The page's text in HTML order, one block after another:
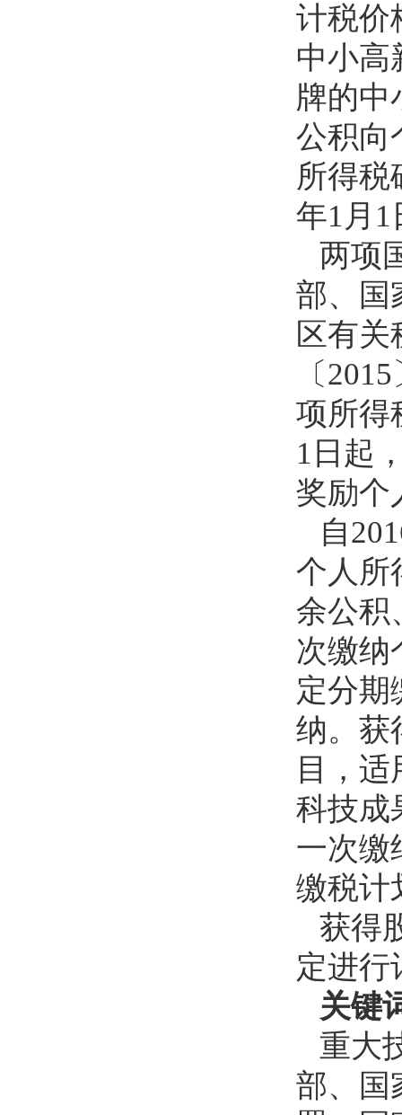
计税价
中小高
牌的中
公积向
所得税
年1月1
两项
部、国
区有
〔
项所得
1日起
奖励个
自
个人所
余公积
次缴纳
定分期
纳。获
目，
科技成
一次缴
缴税计
获得
定进行
关键
重大
部、国